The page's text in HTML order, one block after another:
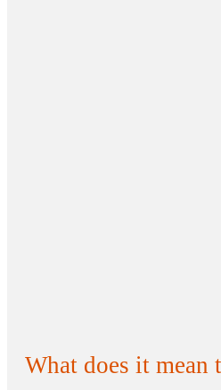
What does it mean